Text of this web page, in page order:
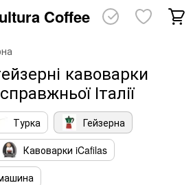
Coffee
кавоварки
Італії
Турка
Гейзерна
Кавоварки iCafilas